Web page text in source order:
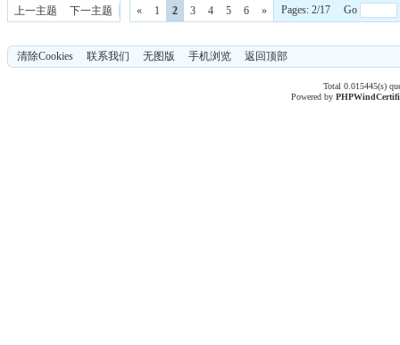
上一主题 下一主题 « 1 2 3 4 5 6 » Pages: 2/17 Go
清除Cookies 联系我们 无图版 手机浏览 返回顶部
Total 0.015445(s)
Powered byPHPWind